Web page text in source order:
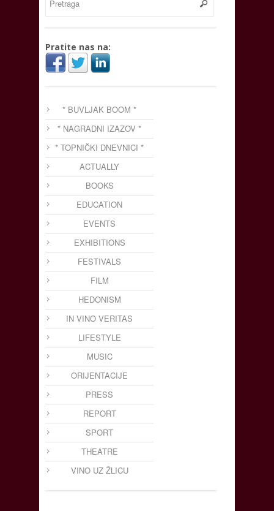
Pratite nas na:
* BUVLJAK BOOM *
* NAGRADNI IZAZOV *
* TOPNIČKI DNEVNICI *
ACTUALLY
BOOKS
EDUCATION
EVENTS
EXHIBITIONS
FESTIVALS
FILM
HEDONISM
IN VINO VERITAS
LIFESTYLE
MUSIC
ORIJENTACIJE
PRESS
REPORT
SPORT
THEATRE
VINO UZ ŽLICU